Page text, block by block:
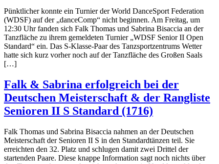
Pünktlicher konnte ein Turnier der World DanceSport Federation
(WDSF) auf der „danceComp“ nicht beginnen. Am Freitag, um
12:30 Uhr fanden sich Falk Thomas und Sabrina Bisaccia an der
Tanzfläche zu ihrem gemeldeten Turnier „WDSF Senior II Open
Standard“ ein. Das S-Klasse-Paar des Tanzsportzentrums Wetter
hatte sich kurz vorher noch auf der Tanzfläche des Großen Saals
[…]
Falk & Sabrina erfolgreich bei der
Deutschen Meisterschaft & der Rangliste
Senioren II S Standard (1716)
Falk Thomas und Sabrina Bisaccia nahmen an der Deutschen
Meisterschaft der Senioren II S in den Standardtänzen teil. Sie
erreichten den 32. Platz und schlugen damit zwei Drittel der
startenden Paare. Diese knappe Information sagt noch nichts über